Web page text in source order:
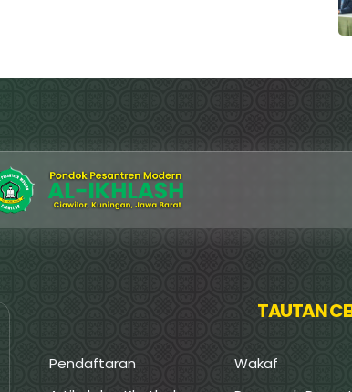
TAUTAN
Pendaftaran Wakaf